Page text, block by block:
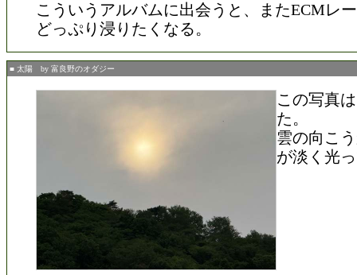
こういうアルバムに出会うと、またECMレ
どっぷり浸りたくなる。
■ 太陽 by 富良野のオダジー
この写真
た。
雲の向こ
が淡く光